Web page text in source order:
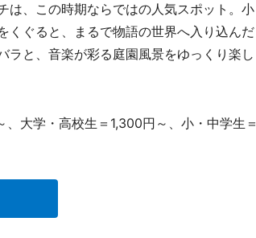
、この時期ならではの人気スポット。小
くぐると、まるで物語の世界へ入り込んだ
ラと、音楽が彩る庭園風景をゆっくり楽し
大学・高校生＝1,300円～、小・中学生＝